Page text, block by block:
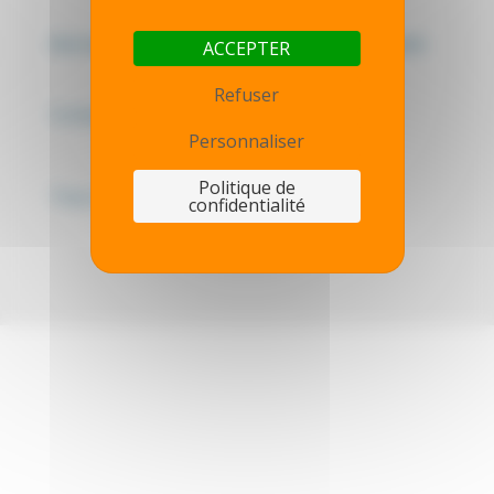
Mentions légales - Politique de confidentialité
ACCEPTER
Refuser
Personnaliser
Politique de
confidentialité